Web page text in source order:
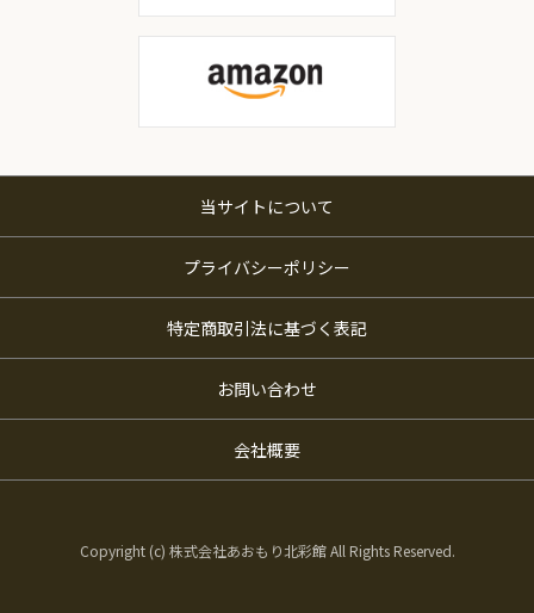
当サイトについて
プライバシーポリシー
特定商取引法に基づく表記
お問い合わせ
会社概要
Copyright (c) 株式会社あおもり北彩館 All Rights Reserved.